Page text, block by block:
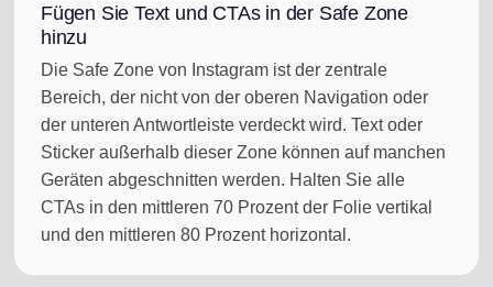
Fügen Sie Text und CTAs in der Safe Zone
hinzu
Die Safe Zone von Instagram ist der zentrale
Bereich, der nicht von der oberen Navigation oder
der unteren Antwortleiste verdeckt wird. Text oder
Sticker außerhalb dieser Zone können auf manchen
Geräten abgeschnitten werden. Halten Sie alle
CTAs in den mittleren 70 Prozent der Folie vertikal
und den mittleren 80 Prozent horizontal.